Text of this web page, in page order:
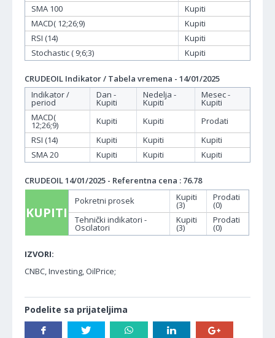
SMA 100
Kupiti
MACD( 12;26;9)
Kupiti
RSI (14)
Kupiti
Stochastic ( 9;6;3)
Kupiti
CRUDEOIL Indikator / Tabela vremena - 14/01/2025
Indikator /
period
Dan -
Kupiti
Nedelja -
Kupiti
Mesec -
Kupiti
MACD(
12;26;9) Kupiti Kupiti
Prodati
RSI (14)
Kupiti Kupiti
Kupiti
SMA 20
Kupiti Kupiti Kupiti
CRUDEOIL 14/01/2025 - Referentna cena : 76.78
KUPITI
Pokretni prosek Kupiti
(3)
Prodati
(0)
Tehnički indikatori -
Oscilatori
Kupiti
(3)
Prodati
(0)
IZVORI:
CNBC, Investing, OilPrice;
Podelite sa prijateljima